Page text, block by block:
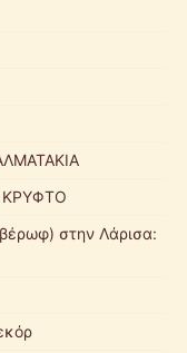
ΚΡΥΦΤΟ
στην Λάρισα: